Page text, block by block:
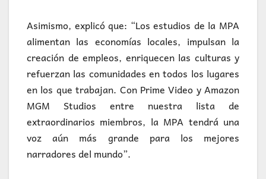
Asimismo, explicó que: “Los estudios de la MPA
alimentan las economías locales, impulsan la
creación de empleos, enriquecen las culturas y
refuerzan las comunidades en todos los lugares
en los que trabajan. Con Prime Video y Amazon
MGM Studios entre nuestra lista de
extraordinarios miembros, la MPA tendrá una
voz aún más grande para los mejores
narradores del mundo”.